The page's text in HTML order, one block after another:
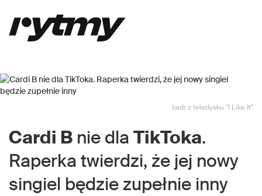
kadr z teledysku "I Like It"
Cardi B nie dla TikToka.
Raperka twierdzi, że jej nowy
singiel będzie zupełnie inny